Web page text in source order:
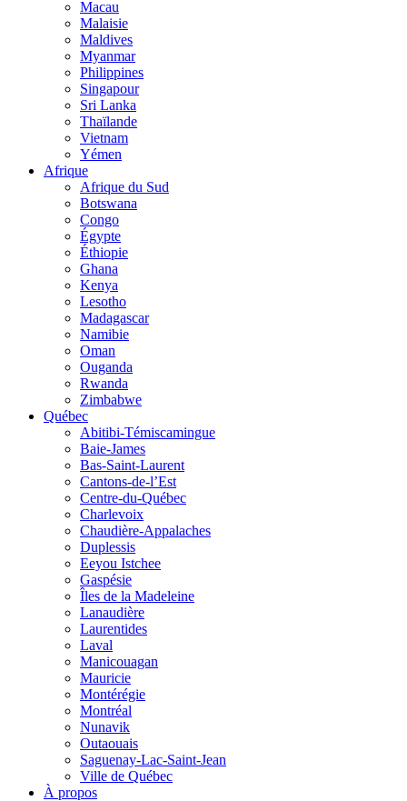
Macau
Malaisie
Maldives
Myanmar
Philippines
Singapour
Sri Lanka
Thaïlande
Vietnam
Yémen
Afrique
Afrique du Sud
Botswana
Congo
Égypte
Éthiopie
Ghana
Kenya
Lesotho
Madagascar
Namibie
Oman
Ouganda
Rwanda
Zimbabwe
Québec
Abitibi-Témiscamingue
Baie-James
Bas-Saint-Laurent
Cantons-de-l’Est
Centre-du-Québec
Charlevoix
Chaudière-Appalaches
Duplessis
Eeyou Istchee
Gaspésie
Îles de la Madeleine
Lanaudière
Laurentides
Laval
Manicouagan
Mauricie
Montérégie
Montréal
Nunavik
Outaouais
Saguenay-Lac-Saint-Jean
Ville de Québec
À propos